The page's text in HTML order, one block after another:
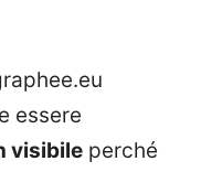
essere
visibile perché